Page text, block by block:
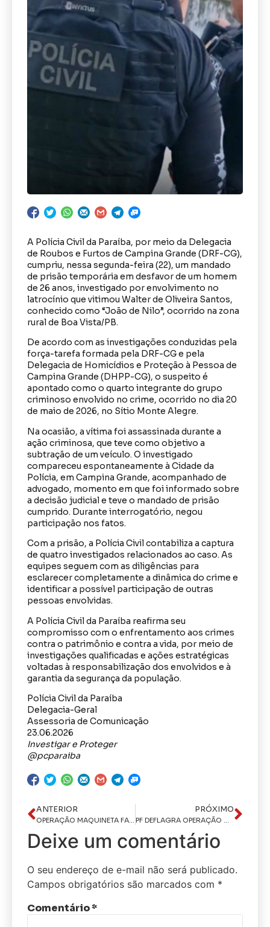
A Polícia Civil da Paraíba, por meio da Delegacia
de Roubos e Furtos de Campina Grande (DRF-CG),
cumpriu, nessa segunda-feira (22), um mandado
de prisão temporária em desfavor de um homem
de 26 anos, investigado por envolvimento no
latrocínio que vitimou Walter de Oliveira Santos,
conhecido como “João de Nilo”, ocorrido na zona
rural de Boa Vista/PB.
De acordo com as investigações conduzidas pela
força-tarefa formada pela DRF-CG e pela
Delegacia de Homicídios e Proteção à Pessoa de
Campina Grande (DHPP-CG), o suspeito é
apontado como o quarto integrante do grupo
criminoso envolvido no crime, ocorrido no dia 20
de maio de 2026, no Sítio Monte Alegre.
Na ocasião, a vítima foi assassinada durante a
ação criminosa, que teve como objetivo a
subtração de um veículo. O investigado
compareceu espontaneamente à Cidade da
Polícia, em Campina Grande, acompanhado de
advogado, momento em que foi informado sobre
a decisão judicial e teve o mandado de prisão
cumprido. Durante interrogatório, negou
participação nos fatos.
Com a prisão, a Polícia Civil contabiliza a captura
de quatro investigados relacionados ao caso. As
equipes seguem com as diligências para
esclarecer completamente a dinâmica do crime e
identificar a possível participação de outras
pessoas envolvidas.
A Polícia Civil da Paraíba reafirma seu
compromisso com o enfrentamento aos crimes
contra o patrimônio e contra a vida, por meio de
investigações qualificadas e ações estratégicas
voltadas à responsabilização dos envolvidos e à
garantia da segurança da população.
Polícia Civil da Paraíba
Delegacia-Geral
Assessoria de Comunicação
23.06.2026
Investigar e Proteger
@pcparaiba
ANTERIOR
OPERAÇÃO MAQUINETA FANTASMA: Polícia Civil prende investigado por apropriação indébita e apura esquema de fraude
PRÓXIMO
PF DEFLAGRA OPERAÇÃO MIRAGEM E INVESTIGA SUPOSTAS FRAUDES NO BANCO DIGIMAIS
Deixe um comentário
O seu endereço de e-mail não será publicado.
Campos obrigatórios são marcados com *
Comentário*